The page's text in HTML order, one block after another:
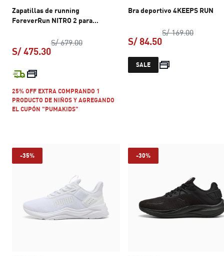
Zapatillas de running
ForeverRun NITRO 2 para
S/ 679.00precio original S/ 679.00
S/ 475.30
precio actual S/ 475.30
25% OFF EXTRA COMPRANDO 1
PRODUCTO DE NIÑOS Y AGREGANDO
EL CUPÓN "PUMAKIDS"
Bra deportivo 4KEEPS RUN
S/ 169.00precio
S/ 84.50
precio actual S/
SALE
-35% -30%